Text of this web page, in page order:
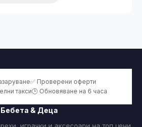
✅ Проверени оферти
такси🕒 Обновяване на 6 часа
Бебета & Деца